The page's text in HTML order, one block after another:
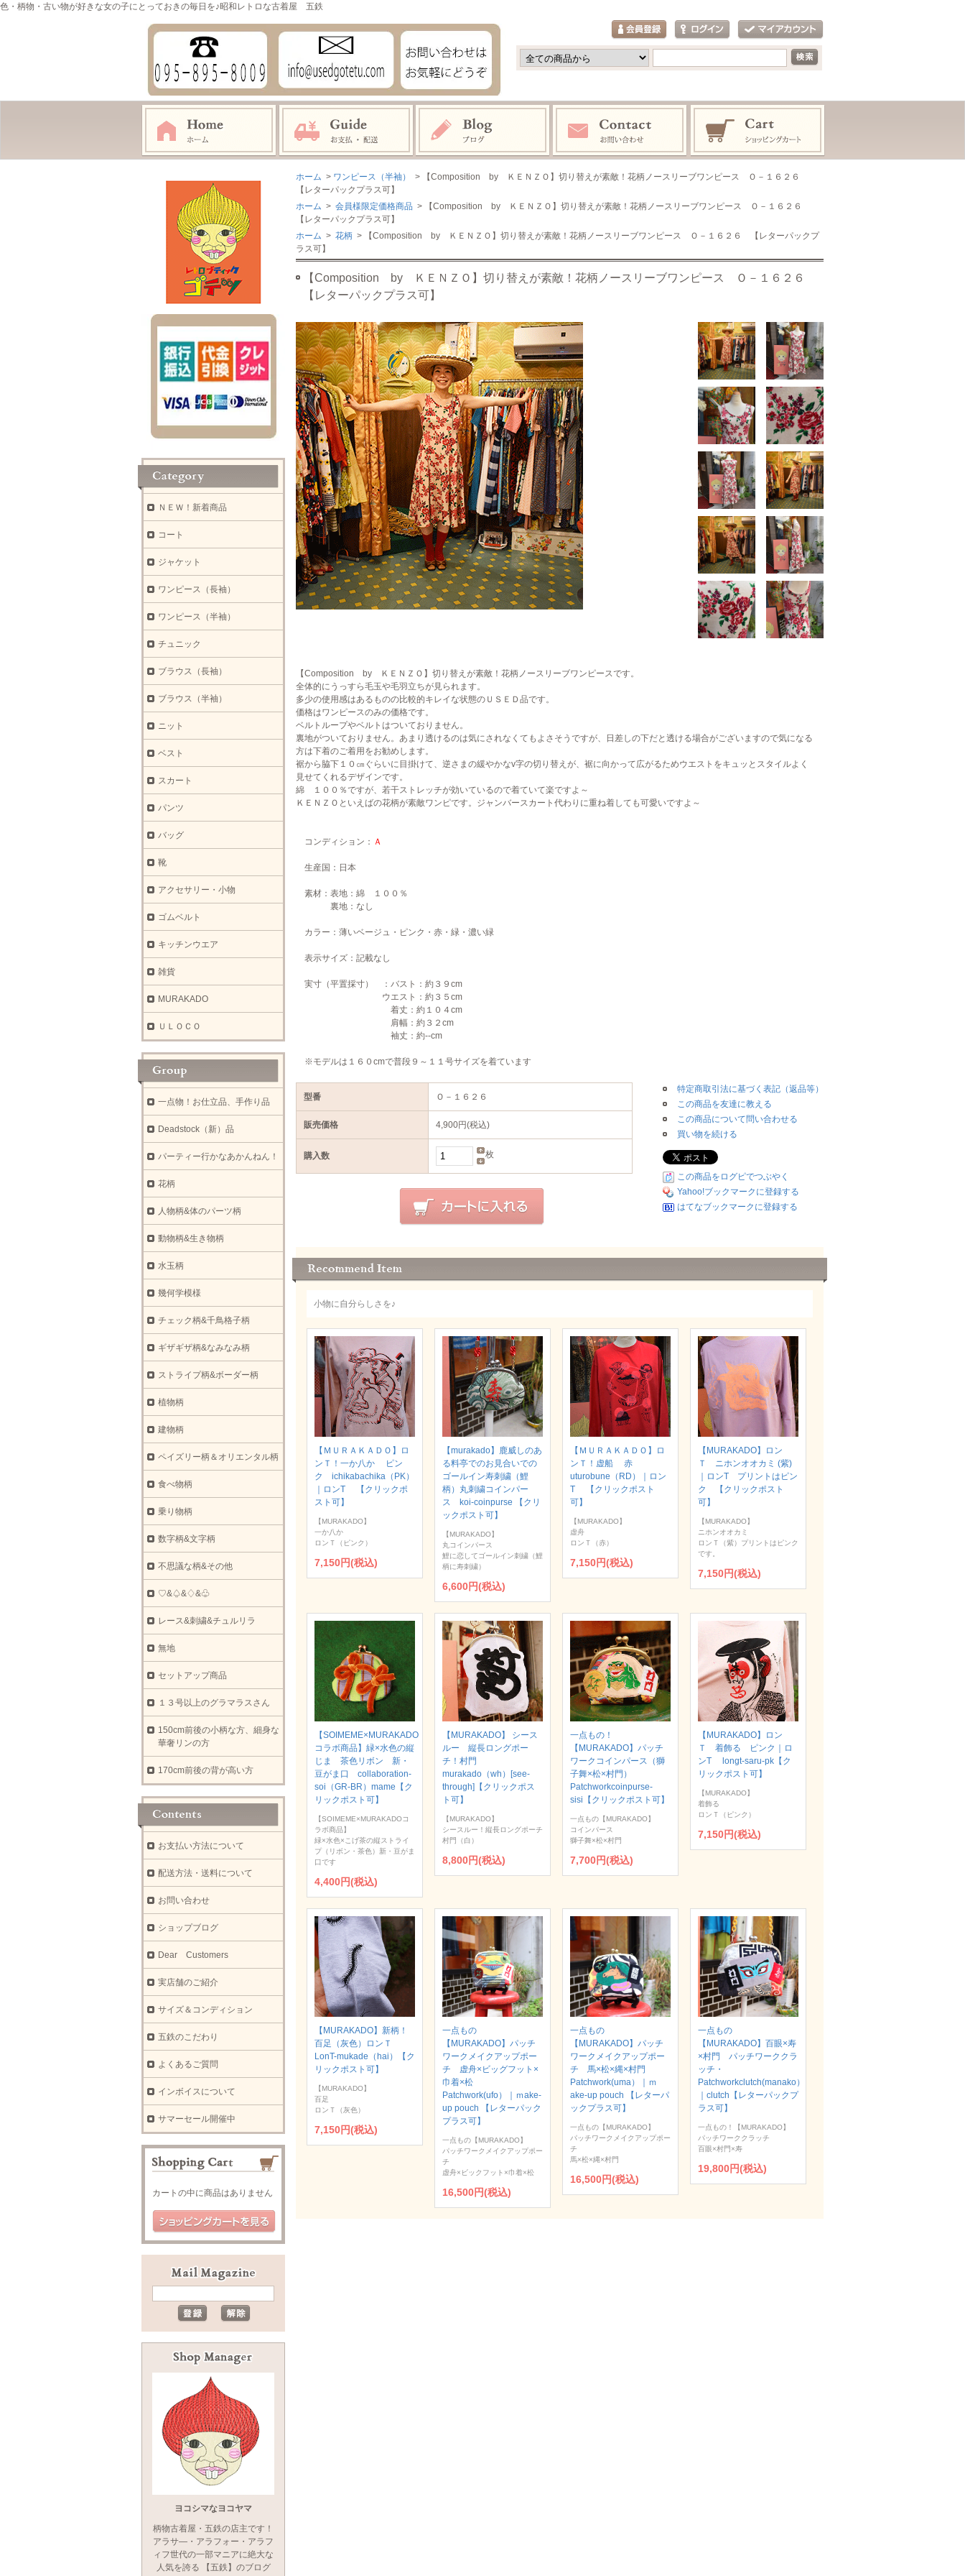
色・柄物・古い物が好きな女の子にとっておきの毎日を♪昭和レトロな古着屋 五鉄
ホーム > ワンピース（半袖）
> 【Composition by ＫＥＮＺＯ】切り替えが素敵！花柄ノースリーブワンピース Ｏ－１６２６
【レターパックプラス可】
ホーム > 会員様限定価格商品 > 【Composition by ＫＥＮＺＯ】切り替えが素敵！花柄ノースリーブワンピース Ｏ－１６２６
【レターパックプラス可】
ホーム > 花柄 > 【Composition by ＫＥＮＺＯ】切り替えが素敵！花柄ノースリーブワンピース Ｏ－１６２６ 【レターパックプ
ラス可】
【Composition by ＫＥＮＺＯ】切り替えが素敵！花柄ノースリーブワンピース Ｏ－１６２６
【レターパックプラス可】
【Composition by ＫＥＮＺＯ】切り替えが素敵！花柄ノースリーブワンピースです。
全体的にうっすら毛玉や毛羽立ちが見られます。
多少の使用感はあるものの比較的キレイな状態のＵＳＥＤ品です。
価格はワンピースのみの価格です。
ベルトループやベルトはついておりません。
裏地がついておりません。あまり透けるのは気にされなくてもよさそうですが、日差しの下だと透ける場合がございますので気になる
方は下着のご着用をお勧めします。
裾から脇下１０㎝ぐらいに目掛けて、逆さまの緩やかなv字の切り替えが、裾に向かって広がるためウエストをキュッとスタイルよく
見せてくれるデザインです。
綿 １００％ですが、若干ストレッチが効いているので着ていて楽ですよ～
ＫＥＮＺＯといえばの花柄が素敵ワンピです。ジャンバースカート代わりに重ね着しても可愛いですよ～
コンディション： Ａ
生産国：日本
素材：表地：綿 １００％
裏地：なし
カラー：薄いベージュ・ピンク・赤・緑・濃い緑
表示サイズ：記載なし
実寸（平置採寸） ：バスト：約３９cm
ウエスト：約３５cm
着丈：約１０４cm
肩幅：約３２cm
袖丈：約--cm
※モデルは１６０cmで普段９～１１号サイズを着ています
型番 Ｏ－１６２６
販売価格 4,900円(税込)
購入数 枚
特定商取引法に基づく表記（返品等）
この商品を友達に教える
この商品について問い合わせる
買い物を続ける
この商品をログピでつぶやく
Yahoo!ブックマークに登録する
はてなブックマークに登録する
小物に自分らしさを♪
【ＭＵＲＡＫＡＤＯ】ロ
ンＴ！一か八か ピン
ク ichikabachika（PK）
｜ロンT 【クリックポ
スト可】
【MURAKADO】
一か八か
ロンＴ（ピンク）
7,150円(税込)
【murakado】鹿威しのあ
る料亭でのお見合いでの
ゴールイン寿刺繍（鯉
柄）丸刺繍コインパー
ス koi-coinpurse 【クリ
ックポスト可】
【MURAKADO】
丸コインパース
鯉に恋してゴールイン刺繍（鯉
柄に寿刺繍）
6,600円(税込)
【ＭＵＲＡＫＡＤＯ】ロ
ンＴ！虚船 赤
uturobune（RD）｜ロン
T 【クリックポスト
可】
【MURAKADO】
虚舟
ロンＴ（赤）
7,150円(税込)
【MURAKADO】ロン
Ｔ ニホンオオカミ (紫)
｜ロンT プリントはピン
ク 【クリックポスト
可】
【MURAKADO】
ニホンオオカミ
ロンＴ（紫）プリントはピンク
です。
7,150円(税込)
【SOIMEME×MURAKADO
コラボ商品】緑×水色の縦
じま 茶色リボン 新・
豆がま口 collaboration-
soi（GR-BR）mame【ク
リックポスト可】
【SOIMEME×MURAKADOコ
ラボ商品】
緑×水色×こげ茶の縦ストライ
プ（リボン・茶色）新・豆がま
口です
4,400円(税込)
【MURAKADO】 シース
ルー 縦長ロングポー
チ！村門
murakado（wh）[see-
through]【クリックポス
ト可】
【MURAKADO】
シースルー！縦長ロングポーチ
村門（白）
8,800円(税込)
一点もの！
【MURAKADO】パッチ
ワークコインパース（獅
子舞×松×村門）
Patchworkcoinpurse-
sisi【クリックポスト可】
一点もの【MURAKADO】
コインパース
獅子舞×松×村門
7,700円(税込)
【MURAKADO】ロン
Ｔ 着飾る ピンク｜ロ
ンT longt-saru-pk【ク
リックポスト可】
【MURAKADO】
着飾る
ロンＴ（ピンク）
7,150円(税込)
【MURAKADO】新柄！
百足（灰色）ロンＴ
LonT-mukade（hai）【ク
リックポスト可】
【MURAKADO】
百足
ロンＴ（灰色）
7,150円(税込)
一点もの
【MURAKADO】パッチ
ワークメイクアップポー
チ 虚舟×ビッグフット×
巾着×松
Patchwork(ufo）｜ｍake-
up pouch 【レターパック
プラス可】
一点もの【MURAKADO】
パッチワークメイクアップポー
チ
虚舟×ビックフット×巾着×松
16,500円(税込)
一点もの
【MURAKADO】パッチ
ワークメイクアップポー
チ 馬×松×縄×村門
Patchwork(uma）｜ｍ
ake-up pouch 【レターパ
ックプラス可】
一点もの【MURAKADO】
パッチワークメイクアップポー
チ
馬×松×縄×村門
16,500円(税込)
一点もの
【MURAKADO】百眼×寿
×村門 パッチワーククラ
ッチ・
Patchworkclutch(manako）
｜clutch【レターパックプ
ラス可】
一点もの！【MURAKADO】
パッチワーククラッチ
百眼×村門×寿
19,800円(税込)
ＮＥＷ！新着商品
コート
ジャケット
ワンピース（長袖）
ワンピース（半袖）
チュニック
ブラウス（長袖）
ブラウス（半袖）
ニット
ベスト
スカート
パンツ
バッグ
靴
アクセサリー・小物
ゴムベルト
キッチンウエア
雑貨
MURAKADO
ＵＬＯＣＯ
一点物！お仕立品、手作り品
Deadstock（新）品
パーティー行かなあかんねん！
花柄
人物柄&体のパーツ柄
動物柄&生き物柄
水玉柄
幾何学模様
チェック柄&千鳥格子柄
ギザギザ柄&なみなみ柄
ストライプ柄&ボーダー柄
植物柄
建物柄
ペイズリー柄＆オリエンタル柄
食べ物柄
乗り物柄
数字柄&文字柄
不思議な柄&その他
♡&♤&♢&♧
レース&刺繍&チュルリラ
無地
セットアップ商品
１３号以上のグラマラスさん
150cm前後の小柄な方、細身な
華奢リンの方
170cm前後の背が高い方
お支払い方法について
配送方法・送料について
お問い合わせ
ショップブログ
Dear Customers
実店舗のご紹介
サイズ＆コンディション
五鉄のこだわり
よくあるご質問
インボイスについて
サマーセール開催中
カートの中に商品はありません
ヨコシマなヨコヤマ
柄物古着屋・五鉄の店主です！
アラサ―・アラフォー・アラフ
ィフ世代の一部マニアに絶大な
人気を誇る 【五鉄】のブログ